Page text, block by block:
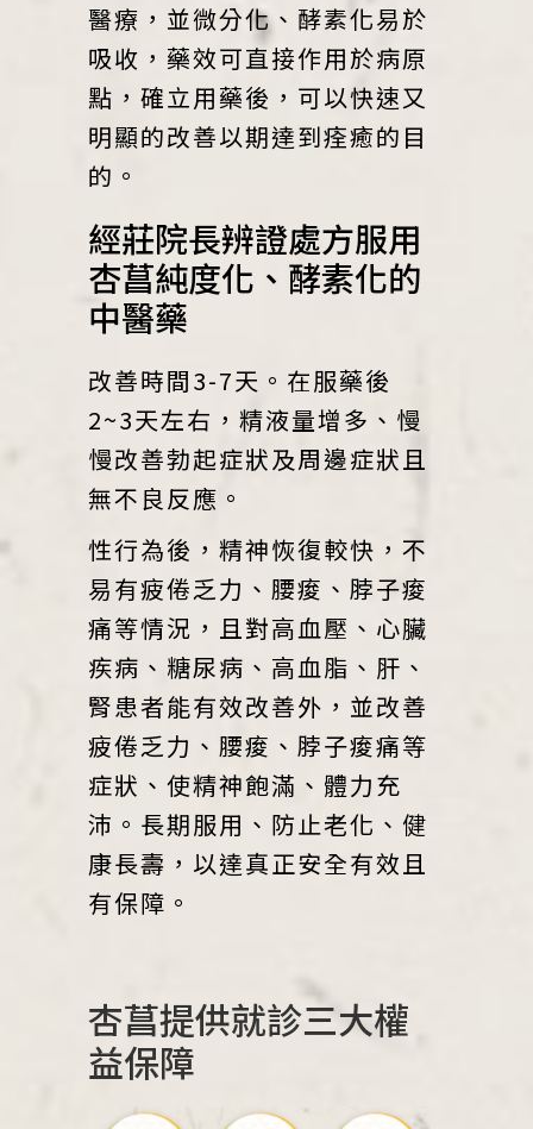
醫療，並微分化、酵素化易於
吸收，藥效可直接作用於病原
點，確立用藥後，可以快速又
明顯的改善以期達到痊癒的目
的。
經莊院長辨證處方服用
杏菖純度化、酵素化的
中醫藥
改善時間3-7天。在服藥後
2~3天左右，精液量增多、慢
慢改善勃起症狀及周邊症狀且
無不良反應。
性行為後，精神恢復較快，不
易有疲倦乏力、腰痠、脖子痠
痛等情況，且對高血壓、心臟
疾病、糖尿病、高血脂、肝、
腎患者能有效改善外，並改善
疲倦乏力、腰痠、脖子痠痛等
症狀、使精神飽滿、體力充
沛。長期服用、防止老化、健
康長壽，以達真正安全有效且
有保障。
杏菖提供就診三大權
益保障